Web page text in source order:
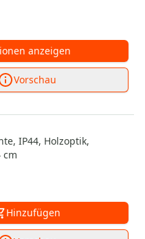
anzeigen
Vorschau
IP44, Holzoptik,
cm
Hinzufügen